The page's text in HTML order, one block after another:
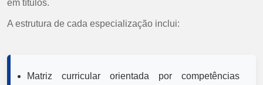
em títulos.
A estrutura de cada especialização inclui:
Matriz curricular orientada por competências